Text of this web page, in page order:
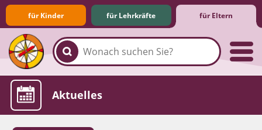
für Kinder für Lehrkräfte für Eltern
Familie & Medien
Spieletipps & Lernsoftware
Die Jüngsten im Netz
Lexikon
Aktuelles